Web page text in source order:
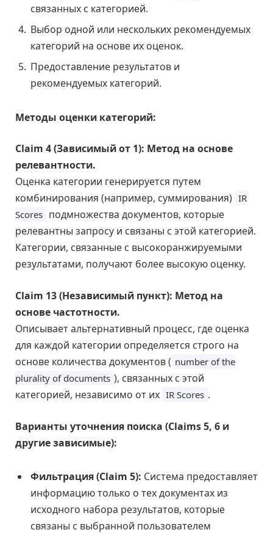
связанных с категорией.
Выбор одной или нескольких рекомендуемых
категорий на основе их оценок.
Предоставление результатов и
рекомендуемых категорий.
Методы оценки категорий:
Claim 4 (Зависимый от 1): Метод на основе
релевантности.
Оценка категории генерируется путем
комбинирования (например, суммирования) IR
Scores подмножества документов, которые
релевантны запросу и связаны с этой категорией.
Категории, связанные с высокоранжируемыми
результатами, получают более высокую оценку.
Claim 13 (Независимый пункт): Метод на
основе частотности.
Описывает альтернативный процесс, где оценка
для каждой категории определяется строго на
основе количества документов ( number of the
plurality of documents ), связанных с этой
категорией, независимо от их IR Scores .
Варианты уточнения поиска (Claims 5, 6 и
другие зависимые):
Фильтрация (Claim 5): Система предоставляет
информацию только о тех документах из
исходного набора результатов, которые
связаны с выбранной пользователем